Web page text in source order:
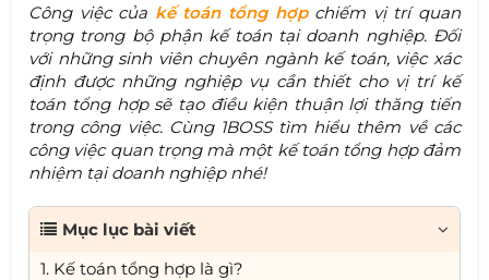
Công việc của kế toán tổng hợpchiếm vị trí quan
trọng trong bộ phận kế toán tại doanh nghiệp. Đối
với những sinh viên chuyên ngành kế toán, việc xác
định được những nghiệp vụ cần thiết cho vị trí kế
toán tổng hợp sẽ tạo điều kiện thuận lợi thăng tiến
trong công việc. Cùng 1BOSS tìm hiểu thêm về các
công việc quan trọng mà một kế toán tổng hợp đảm
nhiệm tại doanh nghiệp nhé!
Mục lục bài viết
1. Kế toán tổng hợp là gì?